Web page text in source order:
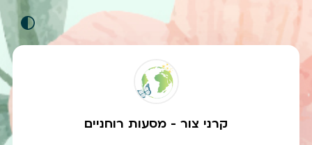
קרני צור - מסעות רוחניים